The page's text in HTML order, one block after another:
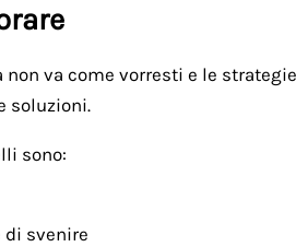
va come vorresti e le
soluzioni.
sono:
svenire